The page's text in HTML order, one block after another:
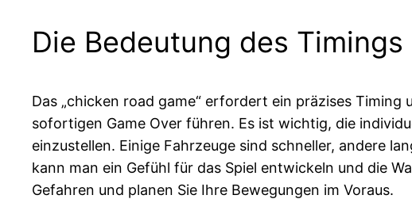
Die Bedeutung des
Das „chicken road game“ erfordert ein präzises
sofortigen Game Over führen. Es ist wichtig, die
einzustellen. Einige Fahrzeuge sind schneller, andere
kann man ein Gefühl für das Spiel entwickeln und die
Gefahren und planen Sie Ihre Bewegungen im Voraus.